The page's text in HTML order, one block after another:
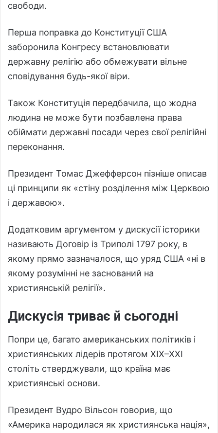
свободи.
Перша поправка до Конституції США
заборонила Конгресу встановлювати
державну релігію або обмежувати вільне
сповідування будь-якої віри.
Також Конституція передбачила, що жодна
людина не може бути позбавлена права
обіймати державні посади через свої релігійні
переконання.
Президент Томас Джефферсон пізніше описав
ці принципи як «стіну розділення між Церквою
і державою».
Додатковим аргументом у дискусії історики
називають Договір із Триполі 1797 року, в
якому прямо зазначалося, що уряд США «ні в
якому розумінні не заснований на
християнській релігії».
Дискусія триває й сьогодні
Попри це, багато американських політиків і
християнських лідерів протягом XIX–XXI
століть стверджували, що країна має
християнські основи.
Президент Вудро Вільсон говорив, що
«Америка народилася як християнська нація»,